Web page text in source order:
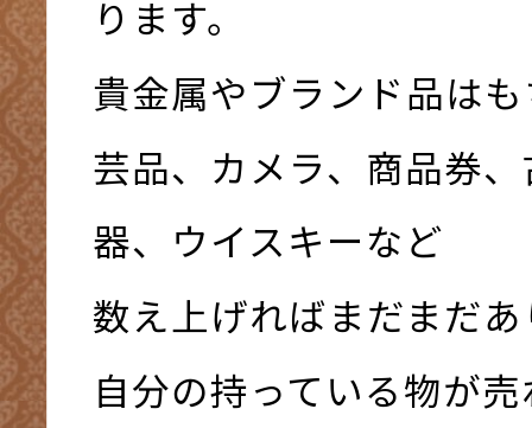
ります。
貴金属やブランド品は
芸品、カメラ、商品券
器、ウイスキーなど
数え上げればまだまだ
自分の持っている物が